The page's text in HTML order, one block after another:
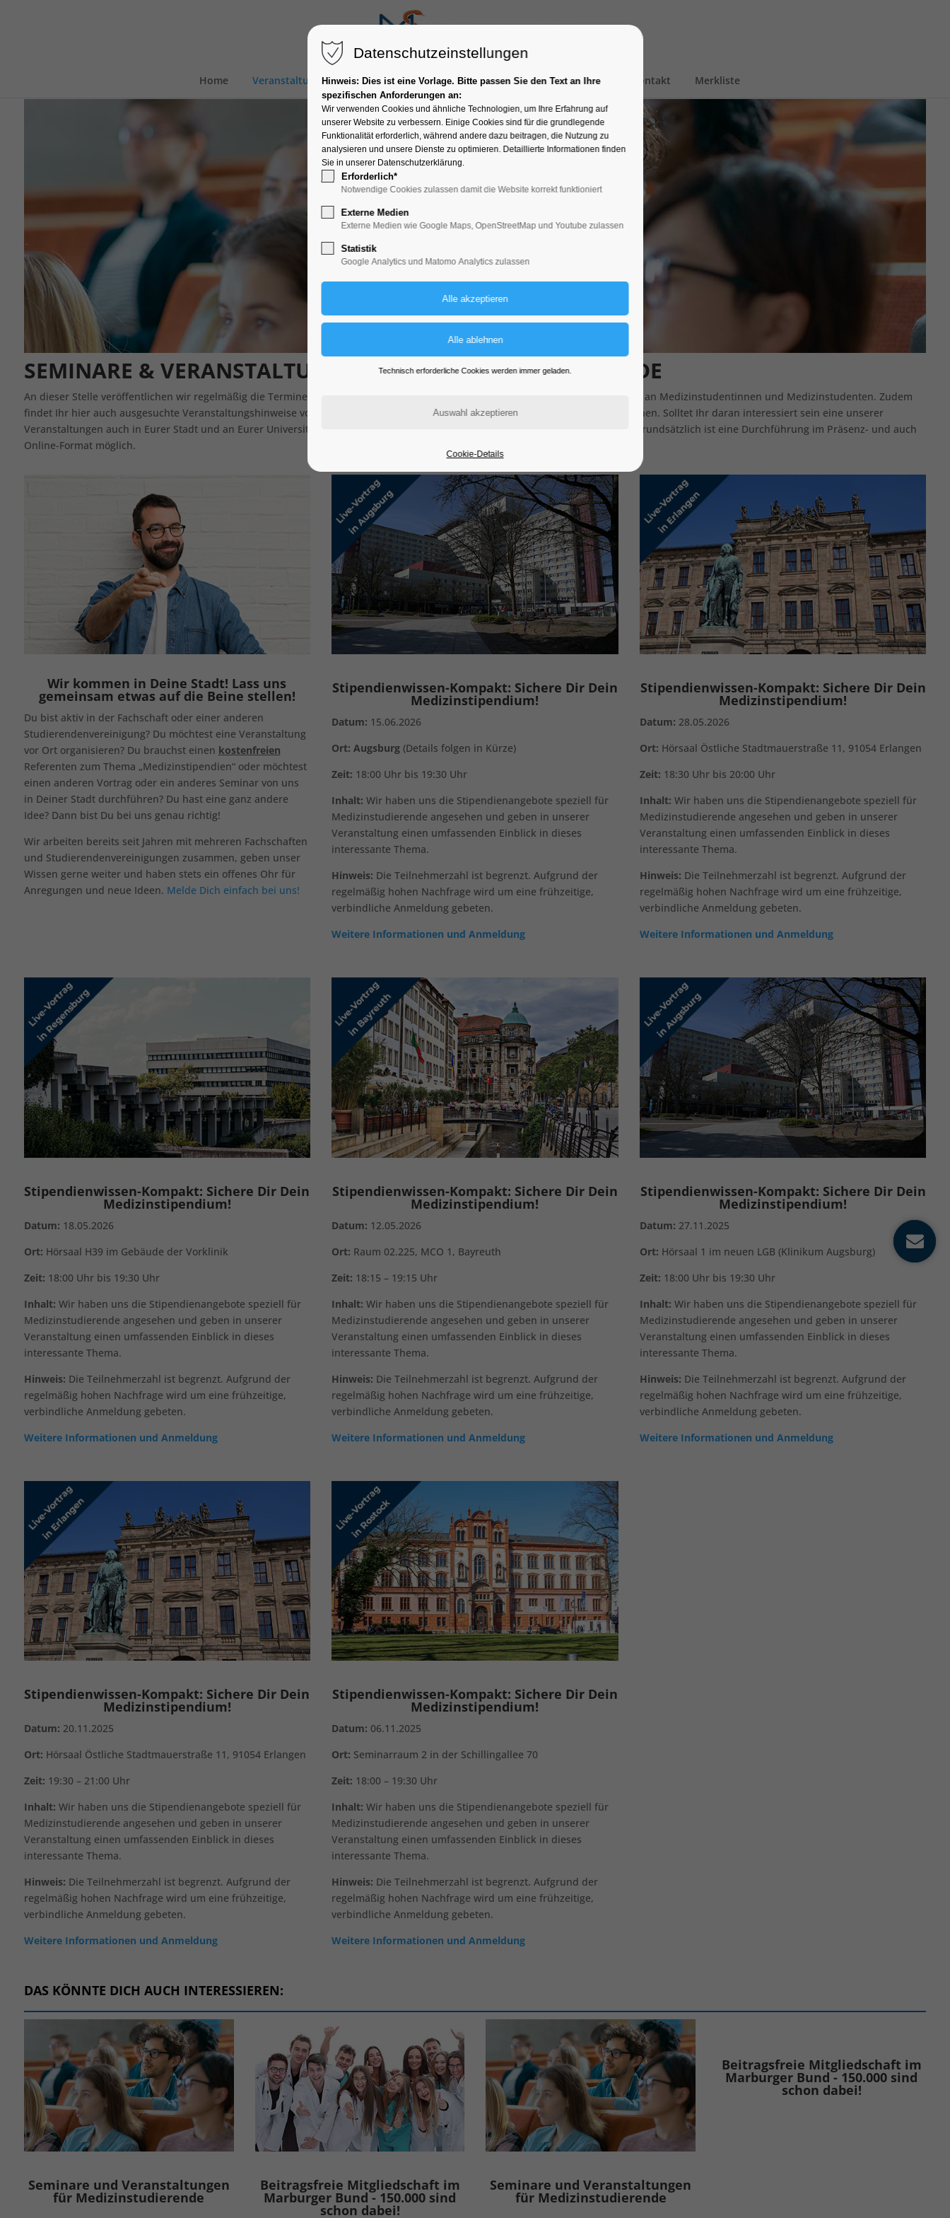
Home Veranstaltungen Stipendienwissen Stipendienprogramm melden Kontakt Merkliste
SEMINARE & VERANSTALTUNGEN FÜR MEDIZINSTUDIERENDE
An dieser Stelle veröffentlichen wir regelmäßig die Termine für unsere Seminare und Veranstaltungen. Diese richten sich speziell an Medizinstudentinnen und Medizinstudenten. Zudem
findet Ihr hier auch ausgesuchte Veranstaltungshinweise von externen Anbietern, die für Euch interessant und nützlich sein können. Solltet Ihr daran interessiert sein eine unserer
Veranstaltungen auch in Eurer Stadt und an Eurer Universität durchzuführen, dann könnt ihr uns
. Grundsätzlich ist eine Durchführung im Präsenz- und auch
Online-Format möglich.
Wir kommen in Deine Stadt! Lass uns
gemeinsam etwas auf die Beine stellen!
Du bist aktiv in der Fachschaft oder einer anderen
Studierendenvereinigung? Du möchtest eine Veranstaltung
vor Ort organisieren? Du brauchst einen kostenfreien
Referenten zum Thema „Medizinstipendien“ oder möchtest
einen anderen Vortrag oder ein anderes Seminar von uns
in Deiner Stadt durchführen? Du hast eine ganz andere
Idee? Dann bist Du bei uns genau richtig!
Wir arbeiten bereits seit Jahren mit mehreren Fachschaften
und Studierendenvereinigungen zusammen, geben unser
Wissen gerne weiter und haben stets ein offenes Ohr für
Anregungen und neue Ideen. Melde Dich einfach bei uns!
Stipendienwissen-Kompakt: Sichere Dir Dein
Medizinstipendium!
Datum: 15.06.2026
Ort: Augsburg(Details folgen in Kürze)
Zeit: 18:00 Uhr bis 19:30 Uhr
Inhalt:Wir haben uns die Stipendienangebote speziell für
Medizinstudierende angesehen und geben in unserer
Veranstaltung einen umfassenden Einblick in dieses
interessante Thema.
Hinweis: Die Teilnehmerzahl ist begrenzt. Aufgrund der
regelmäßig hohen Nachfrage wird um eine frühzeitige,
verbindliche Anmeldung gebeten.
Weitere Informationen und Anmeldung
Stipendienwissen-Kompakt: Sichere Dir Dein
Medizinstipendium!
Datum: 28.05.2026
Ort: Hörsaal Östliche Stadtmauerstraße 11, 91054 Erlangen
Zeit: 18:30 Uhr bis 20:00 Uhr
Inhalt: Wir haben uns die Stipendienangebote speziell für
Medizinstudierende angesehen und geben in unserer
Veranstaltung einen umfassenden Einblick in dieses
interessante Thema.
Hinweis: Die Teilnehmerzahl ist begrenzt. Aufgrund der
regelmäßig hohen Nachfrage wird um eine frühzeitige,
verbindliche Anmeldung gebeten.
Weitere Informationen und Anmeldung
Stipendienwissen-Kompakt: Sichere Dir Dein
Medizinstipendium!
Datum: 18.05.2026
Ort: Hörsaal H39 im Gebäude der Vorklinik
Zeit: 18:00 Uhr bis 19:30 Uhr
Inhalt: Wir haben uns die Stipendienangebote speziell für
Medizinstudierende angesehen und geben in unserer
Veranstaltung einen umfassenden Einblick in dieses
interessante Thema.
Hinweis: Die Teilnehmerzahl ist begrenzt. Aufgrund der
regelmäßig hohen Nachfrage wird um eine frühzeitige,
verbindliche Anmeldung gebeten.
Weitere Informationen und Anmeldung
Stipendienwissen-Kompakt: Sichere Dir Dein
Medizinstipendium!
Datum: 12.05.2026
Ort: Raum 02.225, MCO 1, Bayreuth
Zeit: 18:15 – 19:15 Uhr
Inhalt:Wir haben uns die Stipendienangebote speziell für
Medizinstudierende angesehen und geben in unserer
Veranstaltung einen umfassenden Einblick in dieses
interessante Thema.
Hinweis: Die Teilnehmerzahl ist begrenzt. Aufgrund der
regelmäßig hohen Nachfrage wird um eine frühzeitige,
verbindliche Anmeldung gebeten.
Weitere Informationen und Anmeldung
Stipendienwissen-Kompakt: Sichere Dir Dein
Medizinstipendium!
Datum: 27.11.2025
Ort: Hörsaal 1 im neuen LGB (Klinikum Augsburg)
Zeit: 18:00 Uhr bis 19:30 Uhr
Inhalt: Wir haben uns die Stipendienangebote speziell für
Medizinstudierende angesehen und geben in unserer
Veranstaltung einen umfassenden Einblick in dieses
interessante Thema.
Hinweis: Die Teilnehmerzahl ist begrenzt. Aufgrund der
regelmäßig hohen Nachfrage wird um eine frühzeitige,
verbindliche Anmeldung gebeten.
Weitere Informationen und Anmeldung
Stipendienwissen-Kompakt: Sichere Dir Dein
Medizinstipendium!
Datum: 20.11.2025
Ort: Hörsaal Östliche Stadtmauerstraße 11, 91054 Erlangen
Zeit: 19:30 – 21:00 Uhr
Inhalt: Wir haben uns die Stipendienangebote speziell für
Medizinstudierende angesehen und geben in unserer
Veranstaltung einen umfassenden Einblick in dieses
interessante Thema.
Hinweis: Die Teilnehmerzahl ist begrenzt. Aufgrund der
regelmäßig hohen Nachfrage wird um eine frühzeitige,
verbindliche Anmeldung gebeten.
Weitere Informationen und Anmeldung
Stipendienwissen-Kompakt: Sichere Dir Dein
Medizinstipendium!
Datum: 06.11.2025
Ort: Seminarraum 2 in der Schillingallee 70
Zeit: 18:00 – 19:30 Uhr
Inhalt:Wir haben uns die Stipendienangebote speziell für
Medizinstudierende angesehen und geben in unserer
Veranstaltung einen umfassenden Einblick in dieses
interessante Thema.
Hinweis: Die Teilnehmerzahl ist begrenzt. Aufgrund der
regelmäßig hohen Nachfrage wird um eine frühzeitige,
verbindliche Anmeldung gebeten.
Weitere Informationen und Anmeldung
DAS KÖNNTE DICH AUCH INTERESSIEREN:
Seminare und Veranstaltungen
für Medizinstudierende
Beitragsfreie Mitgliedschaft im
Marburger Bund - 150.000 sind
schon dabei!
Seminare und Veranstaltungen
für Medizinstudierende
Beitragsfreie Mitgliedschaft im
Marburger Bund - 150.000 sind
schon dabei!
DatenschutzerklärungImpressum
© 2022 - 2026 Medizinstipendium.de
Datenschutzeinstellungen
Hinweis: Dies ist eine Vorlage. Bitte passen Sie den Text an Ihre
spezifischen Anforderungen an:
Wir verwenden Cookies und ähnliche Technologien, um Ihre Erfahrung auf
unserer Website zu verbessern. Einige Cookies sind für die grundlegende
Funktionalität erforderlich, während andere dazu beitragen, die Nutzung zu
analysieren und unsere Dienste zu optimieren. Detaillierte Informationen finden
Sie in unserer Datenschutzerklärung.
Erforderlich*
Notwendige Cookies zulassen damit die Website korrekt funktioniert
Externe Medien
Externe Medien wie Google Maps, OpenStreetMap und Youtube zulassen
Statistik
Google Analytics und Matomo Analytics zulassen
Technisch erforderliche Cookies werden immer geladen.
Cookie-Details